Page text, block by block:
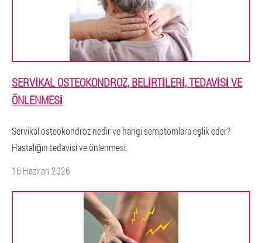
SERVIKAL OSTEOKONDROZ, BELIRTILERI, TEDAVISI VE
ÖNLENMESI
Servikal osteokondroz nedir ve hangi semptomlara eşlik eder?
Hastalığın tedavisi ve önlenmesi.
16 Haziran 2026